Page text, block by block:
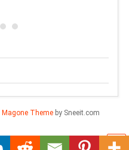
Magone Themeby Sneeit.com